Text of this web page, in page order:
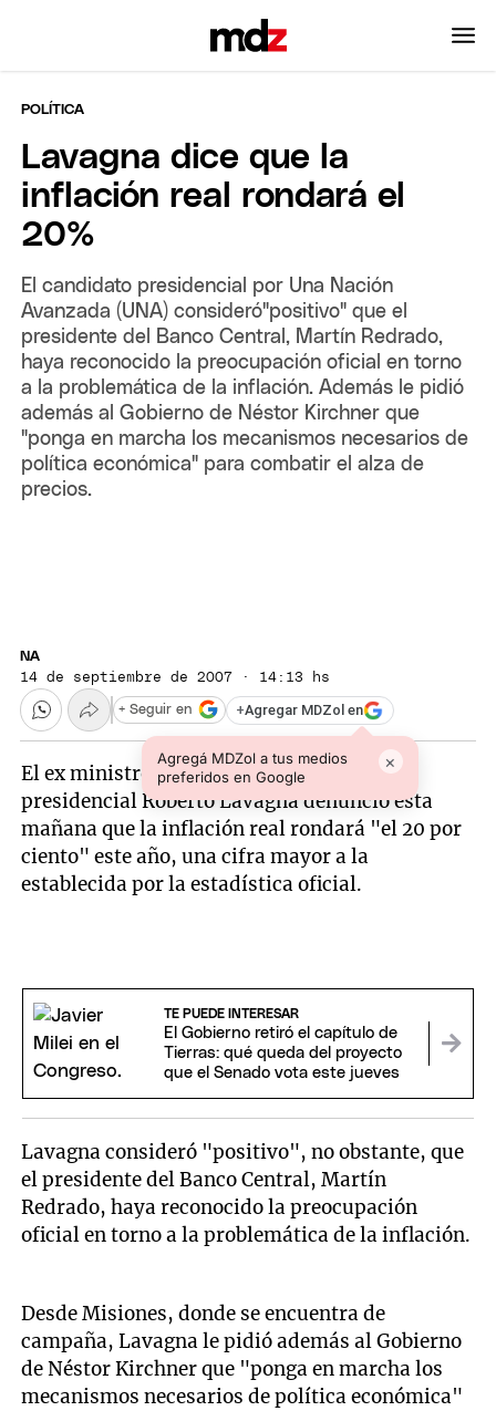
POLÍTICA
Lavagna dice que la
inflación real rondará el
20%
El candidato presidencial por Una Nación
Avanzada (UNA) consideró"positivo" que el
presidente del Banco Central, Martín Redrado,
haya reconocido la preocupación oficial en torno
a la problemática de la inflación. Además le pidió
además al Gobierno de Néstor Kirchner que
"ponga en marcha los mecanismos necesarios de
política económica" para combatir el alza de
precios.
NA
14 de septiembre de 2007 · 14:13 hs
+Agregar MDZol en
Agregá MDZol a tus medios
preferidos en Google
×
+ Seguir en
El ex ministro de Economía y candidato
presidencial Roberto Lavagna denunció esta
mañana que la inflación real rondará "el 20 por
ciento" este año, una cifra mayor a la
establecida por la estadística oficial.
TE PUEDE INTERESAR
El Gobierno retiró el capítulo de
Tierras: qué queda del proyecto
que el Senado vota este jueves
Lavagna consideró "positivo", no obstante, que
el presidente del Banco Central, Martín
Redrado, haya reconocido la preocupación
oficial en torno a la problemática de la inflación.
Desde Misiones, donde se encuentra de
campaña, Lavagna le pidió además al Gobierno
de Néstor Kirchner que "ponga en marcha los
mecanismos necesarios de política económica"